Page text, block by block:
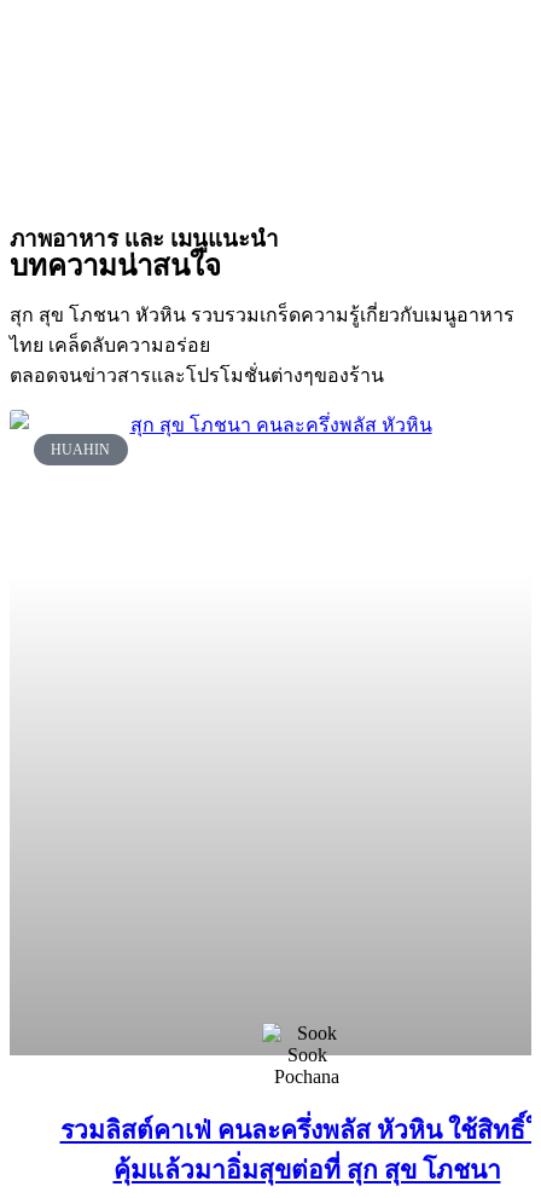
ร้านอาหารไทยรสจัดจ้าน
ร้านอาหารไทยรสจัดจ้าน
ร้านอาหารไทยรสชาติจัดจ้าน
ภาพอาหาร เเละ เมนูแนะนำ
บทความน่าสนใจ
สุก สุข โภชนา หัวหิน รวบรวมเกร็ดความรู้เกี่ยวกับเมนูอาหาร
ไทย เคล็ดลับความอร่อย
ตลอดจนข่าวสารและโปรโมชั่นต่างๆของร้าน
HUAHIN
รวมลิสต์คาเฟ่ คนละครึ่งพลัส หัวหิน ใช้สิทธิ์
คุ้มแล้วมาอิ่มสุขต่อที่ สุก สุข โภชนา